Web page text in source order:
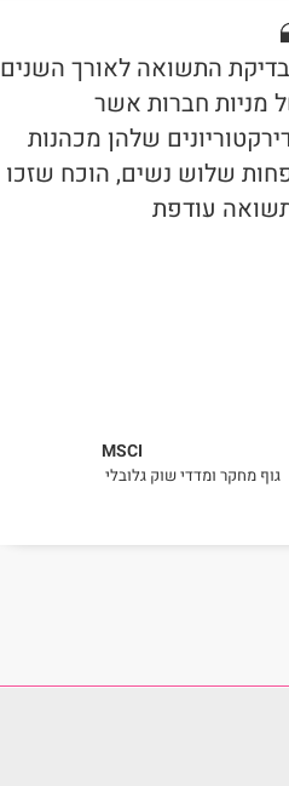
MSCI
גוף מחקר ומדדי שוק גלובלי
התשואה לאורך השנים
מניות חברות אשר
שלהן מכהנות
שלוש נשים, הוכח שזכו
עודפת